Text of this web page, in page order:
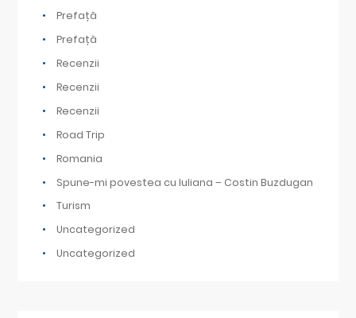
Prefață
Prefață
Recenzii
Recenzii
Recenzii
Road Trip
Romania
Spune-mi povestea cu Iuliana – Costin Buzdugan
Turism
Uncategorized
Uncategorized